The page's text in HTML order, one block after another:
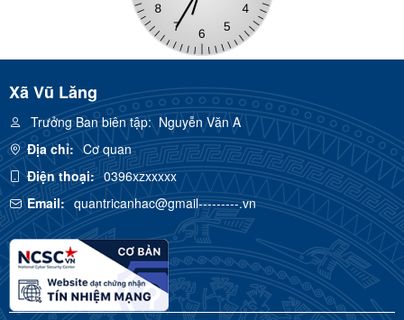
Xã Vũ Lăng
Trưởng Ban biên tập:Nguyễn Văn A
Địa chỉ: Cơ quan
Điện thoại: 0396xzxxxxx
Email: quantricanhac@gmail---------.vn